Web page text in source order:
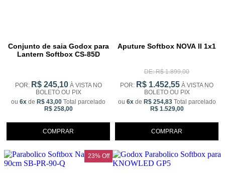
Conjunto de saia Godox para
Lantern Softbox CS-85D
POR: R$ 245,10À VISTA NO
BOLETO OU PIX
ou 6x de R$ 43,00 Total parcelado
R$ 258,00
COMPRAR
Aputure Softbox NOVA II 1x1
DE: R$ 1.899,00
POR: R$ 1.452,55 À VISTA NO
BOLETO OU PIX
ou 6xde R$ 254,83Total parcelado
R$ 1.529,00
COMPRAR
23% Off